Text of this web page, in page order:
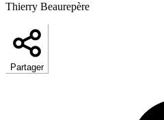
Thierry Beaurepère
Partager